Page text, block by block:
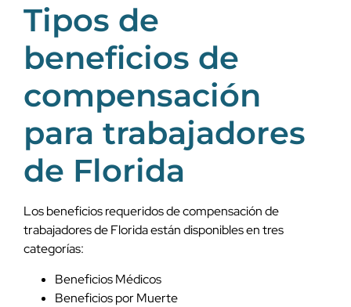
Tipos de
beneficios de
compensación
para trabajadores
de Florida
Los beneficios requeridos de compensación de
trabajadores de Florida están disponibles en tres
categorías:
Beneficios Médicos
Beneficios por Muerte